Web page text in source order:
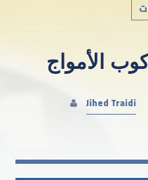
Search in
الأمواج
Jihed Traidi